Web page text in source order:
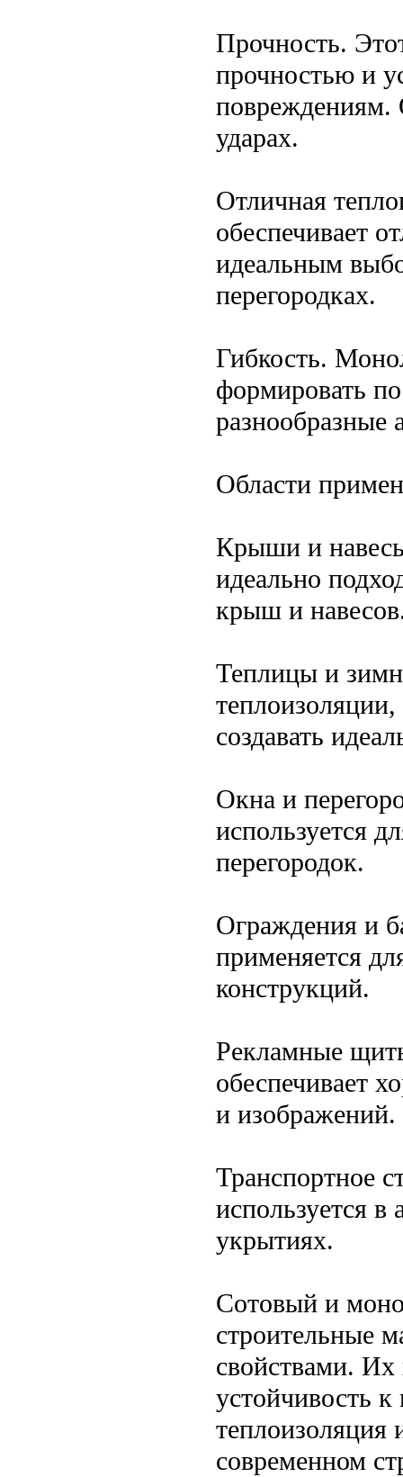
Прочность.
прочностью и
повреждениям.
ударах.
Отличная
обеспечивает
идеальным
перегородках.
Гибкость.
формировать
разнообразные
Области
Крыши и
идеально
крыш и
Теплицы и
создавать
Окна и
используется
перегородок.
Ограждения и
применяется
конструкций.
Рекламные
обеспечивает
и изображений.
Транспортное
используется в
укрытиях.
Сотовый и
строительные
свойствами. Их
устойчивость
теплоизоляция
современном